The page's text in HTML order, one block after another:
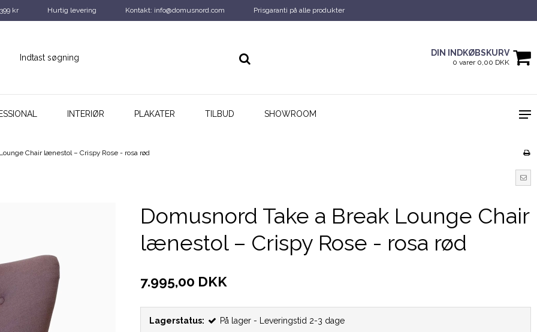
kr Hurtig levering Kontakt: info@domusnord.com Prisgaranti på alle produkter
DIN INDKØBSKURV
0 varer 0,00 DKK
INTERIØR PLAKATER TILBUD SHOWROOM
Chair lænestol – Crispy Rose - rosa rød
Domusnord Take a Break Lounge Chair
lænestol – Crispy Rose - rosa rød
7.995,00 DKK
Lagerstatus: På lager - Leveringstid 2-3 dage